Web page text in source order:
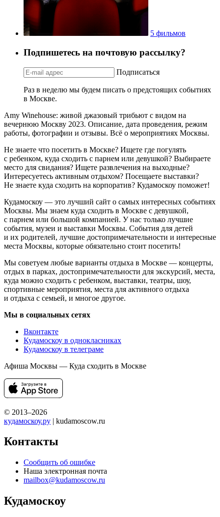
5 фильмов
Подпишетесь на почтовую рассылку?
Подписаться
Раз в неделю мы будем писать о предстоящих событиях
в Москве.
Amy Winehouse: живой джазовый трибьют с видом на
вечернюю Москву 2023. Описание, дата проведения, режим
работы, фотографии и отзывы. Всё о мероприятиях Москвы.
Не знаете что посетить в Москве? Ищете где погулять
с ребенком, куда сходить с парнем или девушкой? Выбираете
место для свидания? Ищете развлечения на выходные?
Интересуетесь активным отдыхом? Посещаете выставки?
Не знаете куда сходить на корпоратив? Кудамоскоу поможет!
Кудамоскоу — это лучший сайт о самых интересных событиях
Москвы. Мы знаем куда сходить в Москве с девушкой,
с парнем или большой компанией. У нас только лучшие
события, музеи и выставки Москвы. События для детей
и их родителей, лучшие достопримечательности и интересные
места Москвы, которые обязательно стоит посетить!
Мы советуем любые варианты отдыха в Москве — концерты,
отдых в парках, достопримечательности для экскурсий, места,
куда можно сходить с ребенком, выставки, театры, шоу,
спортивные мероприятия, места для активного отдыха
и отдыха с семьей, и многое другое.
Мы в социальных сетях
Вконтакте
Кудамоскоу в однокласниках
Кудамоскоу в телеграме
Афиша Москвы — Куда сходить в Москве
© 2013–2026
кудамоскоу.ру | kudamoscow.ru
Контакты
Сообщить об ошибке
Наша электронная почта
mailbox@kudamoscow.ru
Кудамоскоу